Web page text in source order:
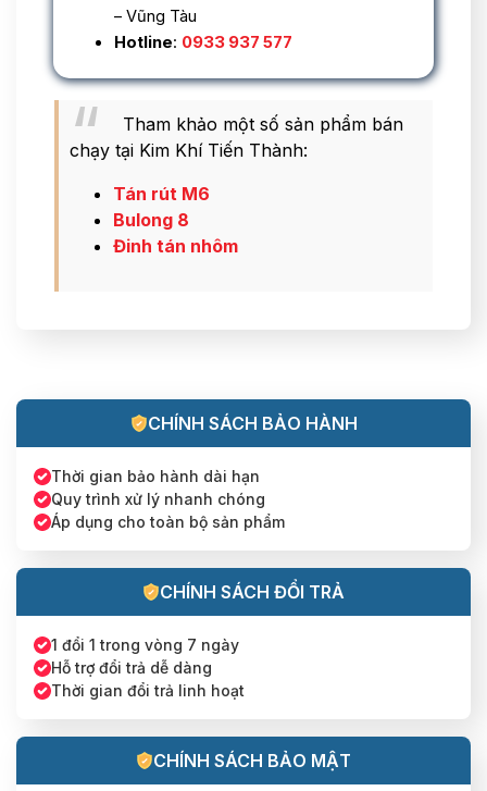
– Vũng Tàu
Hotline: 0933 937 577
Tham khảo một số sản phẩm bán
chạy tại Kim Khí Tiến Thành:
Tán rút M6
Bulong 8
Đinh tán nhôm
CHÍNH SÁCH BẢO HÀNH
Thời gian bảo hành dài hạn
Quy trình xử lý nhanh chóng
Áp dụng cho toàn bộ sản phẩm
CHÍNH SÁCH ĐỔI TRẢ
1 đổi 1 trong vòng 7 ngày
Hỗ trợ đổi trả dễ dàng
Thời gian đổi trả linh hoạt
CHÍNH SÁCH BẢO MẬT